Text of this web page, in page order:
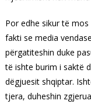
Por edhe sikur të
fakti se media
përgatiteshin duke
të ishte burim i saktë
dëgjuesit shqiptar.
tjera, duheshin